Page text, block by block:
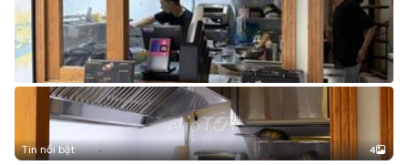
Tin nổi bật 4